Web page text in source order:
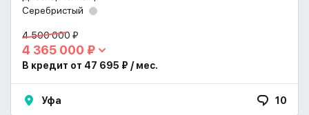
Серебристый
4 500 000 ₽
4 365 000 ₽
В кредит от 47 695 ₽ / мес.
Уфа 10